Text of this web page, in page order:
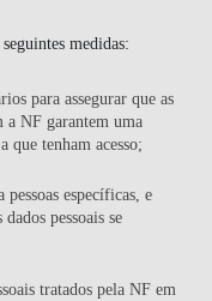
medidas:
para assegurar que as
a NF garantem uma
que tenham acesso;
pessoas específicas, e
pessoais se
tratados pela NF em